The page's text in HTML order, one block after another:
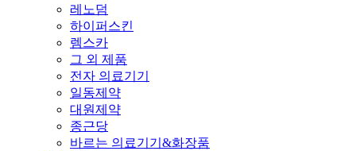
레노덤
하이퍼스킨
렘스카
그 외 제품
전자 의료기기
일동제약
대원제약
종근당
바르는 의료기기&화장품